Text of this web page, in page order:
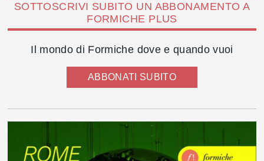
SOTTOSCRIVI SUBITO UN ABBONAMENTO A
FORMICHE PLUS
Il mondo di Formiche dove e quando vuoi
ABBONATI SUBITO